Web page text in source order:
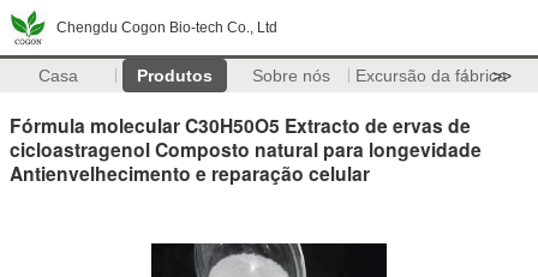
Chengdu Cogon Bio-tech Co., Ltd
Casa Produtos Sobre nós Excursão da fábrica
>>
Fórmula molecular C30H50O5 Extracto de ervas de
cicloastragenol Composto natural para longevidade
Antienvelhecimento e reparação celular